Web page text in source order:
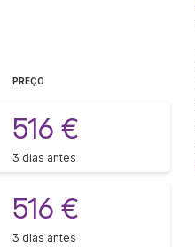
PREÇO
516 €
3 dias antes
516 €
3 dias antes